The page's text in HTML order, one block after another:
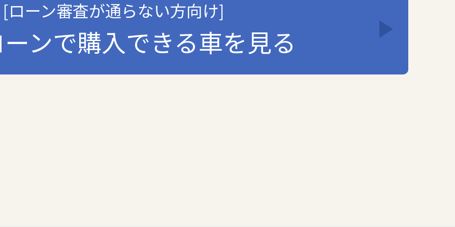
は提供の停止等を求められたときは、適法かつ遅滞なく応じます。
情報の取扱いに関する法令､国が定める指針およびその他の規範を遵守します。
継続的改善について
[ローン審査が通らない方向け]
ンで購入できる車を見る